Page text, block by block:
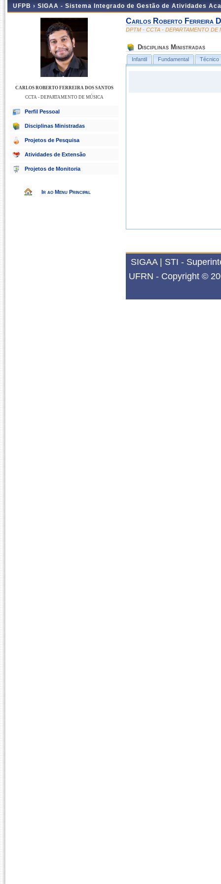
UFPB › SIGAA - Sistema Integrado de Gestão de Atividades
CARLOS ROBERTO FERREIRA DOS SANTOS
CCTA - DEPARTAMENTO DE MÚSICA
Perfil Pessoal
Disciplinas Ministradas
Projetos de Pesquisa
Atividades de Extensão
Projetos de Monitoria
Ir ao Menu Principal
Carlos Roberto Ferreira
DPTM - CCTA - DEPARTAMENTO DE
Disciplinas Ministradas
Infantil Fundamental Técnico
SIGAA | STI -
UFRN - Copyright ©